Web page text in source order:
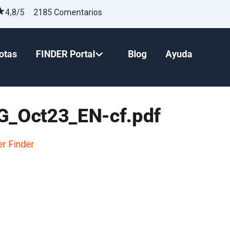
4,8/5 2185 Comentarios
FINDER Portal Blog Ayuda
cf.pdf
Finder